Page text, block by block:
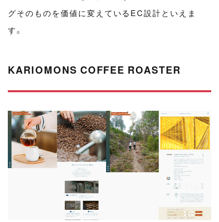
グそのものを価値に変えているEC設計といえま
す。
KARIOMONS COFFEE ROASTER